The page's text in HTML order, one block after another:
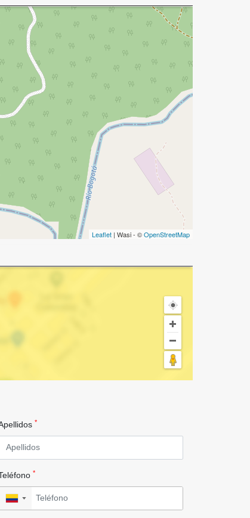
Leaflet | Wasi - ©OpenStreetMap
*
*
▼